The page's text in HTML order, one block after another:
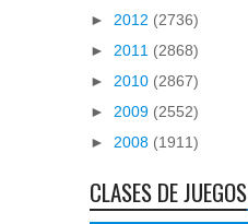
► 2012 (2736)
► 2011 (2868)
► 2010 (2867)
► 2009 (2552)
► 2008 (1911)
CLASES DE JUEGOS